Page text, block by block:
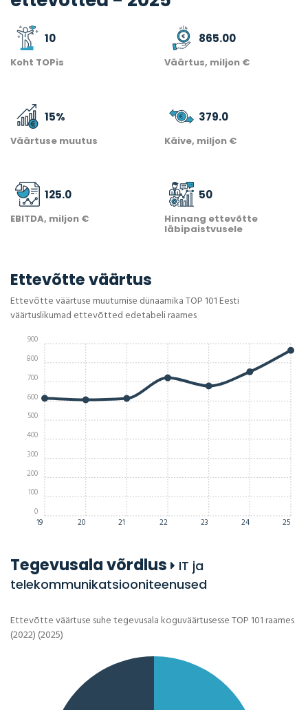
10
Koht TOPis
865.00
Väärtus, miljon €
15%
Väärtuse muutus
379.0
Käive, miljon €
125.0
EBITDA, miljon €
50
Hinnang ettevõtte
läbipaistvusele
Ettevõtte väärtus
Ettevõtte väärtuse muutumise dünaamika TOP 101 Eesti
väärtuslikumad ettevõtted edetabeli raames
19 20 21 22 23 24 25
0
100
200
300
400
500
600
700
800
900
Tegevusala võrdlus
IT ja
telekommunikatsiooniteenused
Ettevõtte väärtuse suhe tegevusala koguväärtusesse TOP 101 raames
(2022) (2025)